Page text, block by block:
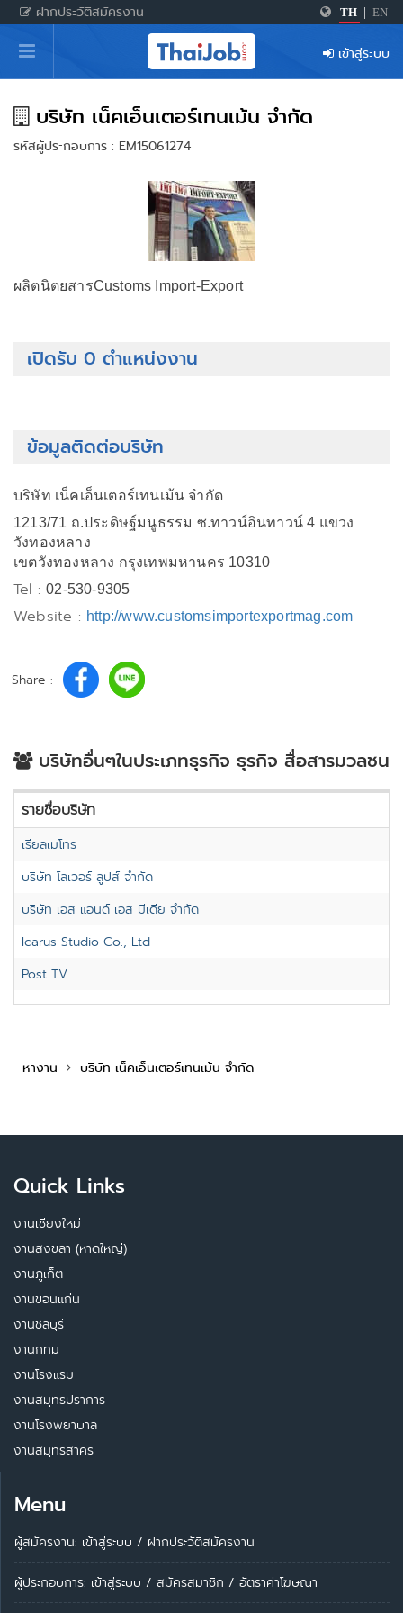
ฝากประวัติสมัครงาน TH EN
หน้าหลัก
ผู้สมัครงาน: เข้าสู่ระบบ
ฝากประวัติสมัครงาน
เกร็ดความรู้
สำหรับผู้ประกอบการ
เข้าสู่ระบบ
บริษัท เน็คเอ็นเตอร์เทนเม้น จำกัด
รหัสผู้ประกอบการ : EM15061274
ผลิตนิตยสารCustoms Import-Export
เปิดรับ 0 ตำแหน่งงาน
ข้อมูลติดต่อบริษัท
บริษัท เน็คเอ็นเตอร์เทนเม้น จำกัด
1213/71 ถ.ประดิษฐ์มนูธรรม ซ.ทาวน์อินทาวน์ 4 แขวง
วังทองหลาง
เขตวังทองหลาง กรุงเทพมหานคร 10310
Tel :02-530-9305
Website : http://www.customsimportexportmag.com
Share :
บริษัทอื่นๆในประเภทธุรกิจ ธุรกิจ สื่อสารมวลชน
รายชื่อบริษัท
เรียลเมโทร
บริษัท โลเวอร์ ลูปส์ จำกัด
บริษัท เอส แอนด์ เอส มีเดีย จำกัด
Icarus Studio Co., Ltd
Post TV
หางาน บริษัท เน็คเอ็นเตอร์เทนเม้น จำกัด
Quick Links
งานเชียงใหม่
งานสงขลา (หาดใหญ่)
งานภูเก็ต
งานขอนแก่น
งานชลบุรี
งานกทม
งานโรงแรม
งานสมุทรปราการ
งานโรงพยาบาล
งานสมุทรสาคร
Menu
ผู้สมัครงาน: เข้าสู่ระบบ / ฝากประวัติสมัครงาน
ผู้ประกอบการ: เข้าสู่ระบบ / สมัครสมาชิก / อัตราค่าโฆษณา